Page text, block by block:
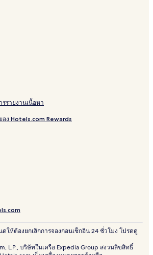
รายงานเนื้อหา
ง Hotels.com Rewards
ให้ต้องยกเลิกการจองก่อนเช็กอิน 24 ชั่วโมง โปรดดู
L.P., บริษัทในเครือ Expedia Group สงวนลิขสิทธิ์